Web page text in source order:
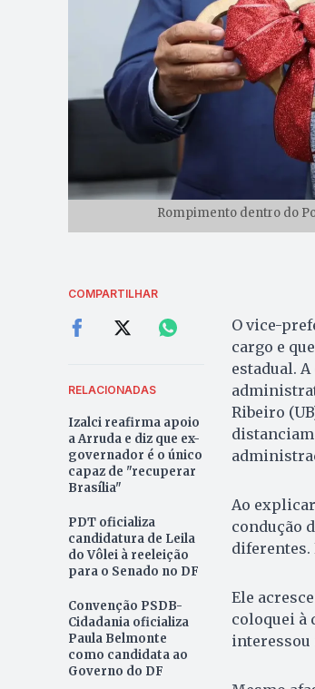
Rompimento dentro do
COMPARTILHAR
RELACIONADAS
Izalci reafirma apoio
a Arruda e diz que ex-
governador é o único
capaz de "recuperar
Brasília"
PDT oficializa
candidatura de Leila
do Vôlei à reeleição
para o Senado no DF
Convenção PSDB-
Cidadania oficializa
Paula Belmonte
como candidata ao
Governo do DF
O vice-
cargo e
estadual.
Ribeiro
Ao
condução
Ele
coloquei à
interessou